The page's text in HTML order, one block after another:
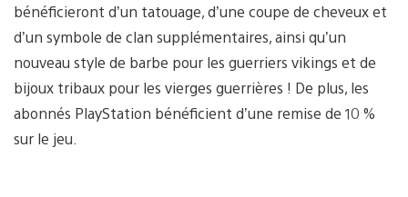
bénéficieront d’un tatouage, d’une coupe de cheveux et
d’un symbole de clan supplémentaires, ainsi qu’un
nouveau style de barbe pour les guerriers vikings et de
bijoux tribaux pour les vierges guerrières ! De plus, les
abonnés PlayStation bénéficient d’une remise de 10 %
sur le jeu.